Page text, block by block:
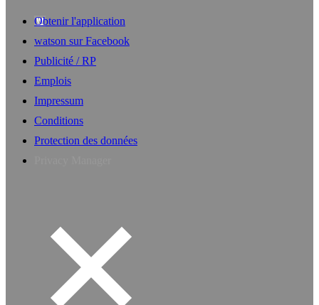
Obtenir l'application
watson sur Facebook
Publicité / RP
Emplois
Impressum
Conditions
Protection des données